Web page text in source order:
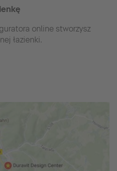
online stworzysz
łazienki.